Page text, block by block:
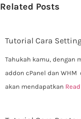
Related Posts
Tutorial Cara
Tahukah kamu, dengan
addon cPanel dan
akan mendapatkan